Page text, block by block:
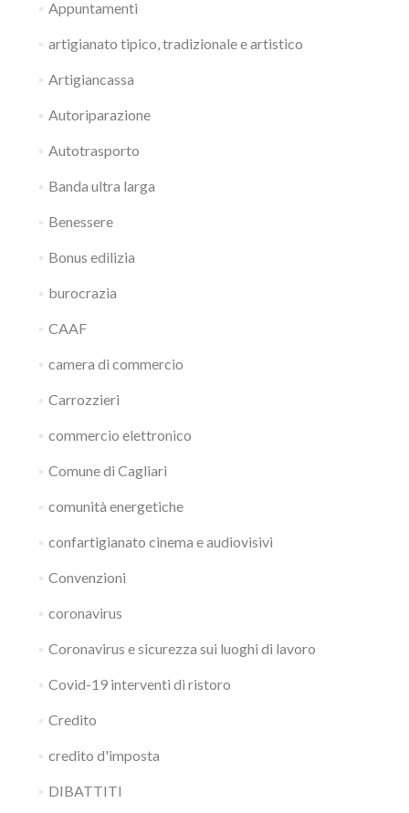
Appuntamenti
artigianato tipico, tradizionale e artistico
Artigiancassa
Autoriparazione
Autotrasporto
Banda ultra larga
Benessere
Bonus edilizia
burocrazia
CAAF
camera di commercio
Carrozzieri
commercio elettronico
Comune di Cagliari
comunità energetiche
confartigianato cinema e audiovisivi
Convenzioni
coronavirus
Coronavirus e sicurezza sui luoghi di lavoro
Covid-19 interventi di ristoro
Credito
credito d'imposta
DIBATTITI